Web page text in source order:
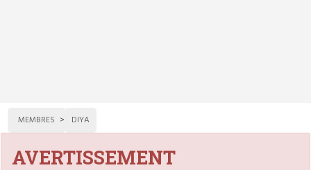
MEMBRES DIYA
AVERTISSEMENT